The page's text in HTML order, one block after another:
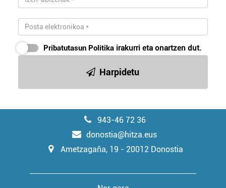
Pribatutasun Politika irakurri eta onartzen dut.
Harpidetu
943-46 72 36
donostia@hitza.eus
Ametzagaña, 19 - 20012 Donostia